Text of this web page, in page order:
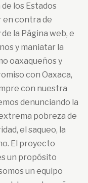
los Estados
en contra de
la Página web, e
y maniatar la
oaxaqueños y
con Oaxaca,
con nuestra
denunciando la
pobreza de
el saqueo, la
El proyecto
un propósito
un equipo